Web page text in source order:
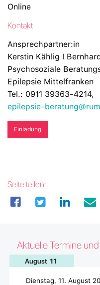
Online
Kontakt
Ansprechpartner:in
Kerstin Kählig I
Psychosoziale
Epilepsie Mittelfranken
Tel.: 0911 39363-4214,
epilepsie-
Einladung
Seite teilen:
Aktuelle Termine
August 11
Dienstag, 11. August